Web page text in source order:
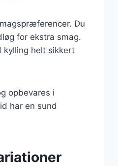
Du
for ekstra smag.
kylling helt sikkert
opbevares i
har en sund